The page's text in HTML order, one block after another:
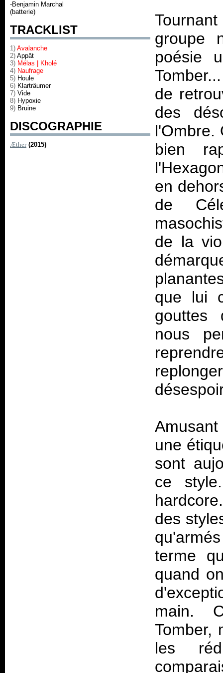
-Benjamin Marchal
(batterie)
TRACKLIST
1) Avalanche
2) Appât
3) Mélas | Kholé
4) Naufrage
5) Houle
6) Klarträumer
7) Vide
8) Hypoxie
9) Bruine
DISCOGRAPHIE
Æther (2015)
groupe
poésie
de
des
l'Ombre.
bien
en
de
de la
que lui
gouttes
nous
une
sont
ce
des
terme
quand
main.
Tomber,
les